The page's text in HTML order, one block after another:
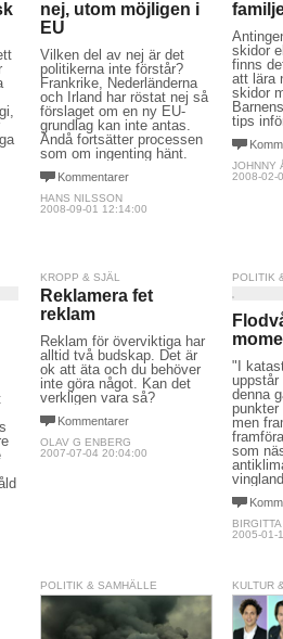
nej, utom möjligen i
EU
Vilken del av nej är det
politikerna inte förstår?
Frankrike, Nederländerna
och Irland har röstat nej så
förslaget om en ny EU-
grundlag kan inte antas.
Ändå fortsätter processen
som om ingenting hänt.
Kommentarer
HANS NILSSON
2008-09-01 12:14:00
skidor
finns
att lära
skidor
tips
JOHNNY
2008-02-
KROPP & SJÄL
Reklamera fet
reklam
Reklam för överviktiga har
alltid två budskap. Det är
ok att äta och du behöver
inte göra något. Kan det
verkligen vara så?
Kommentarer
OLAV G ENBERG
2007-07-04 20:04:00
POLITIK
"I
denna
men
som
2005-01-
POLITIK & SAMHÄLLE KULTUR